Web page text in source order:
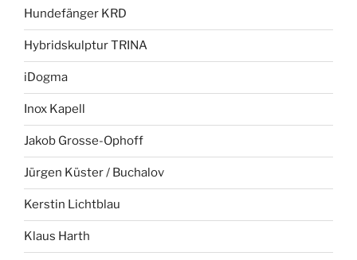
Hundefänger KRD
Hybridskulptur TRINA
iDogma
Inox Kapell
Jakob Grosse-Ophoff
Jürgen Küster / Buchalov
Kerstin Lichtblau
Klaus Harth